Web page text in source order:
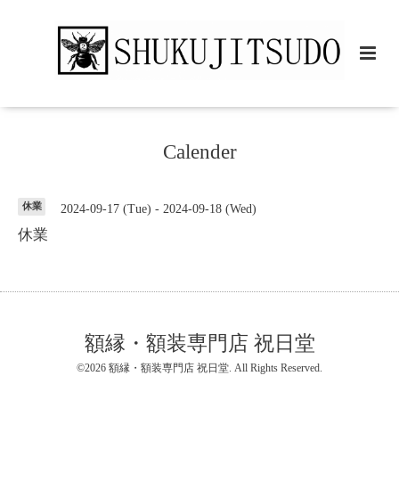
Calender
休業 2024-09-17 (Tue) - 2024-09-18 (Wed)
休業
額縁・額装専門店 祝日堂
©2026 額縁・額装専門店 祝日堂 . All Rights Reserved.